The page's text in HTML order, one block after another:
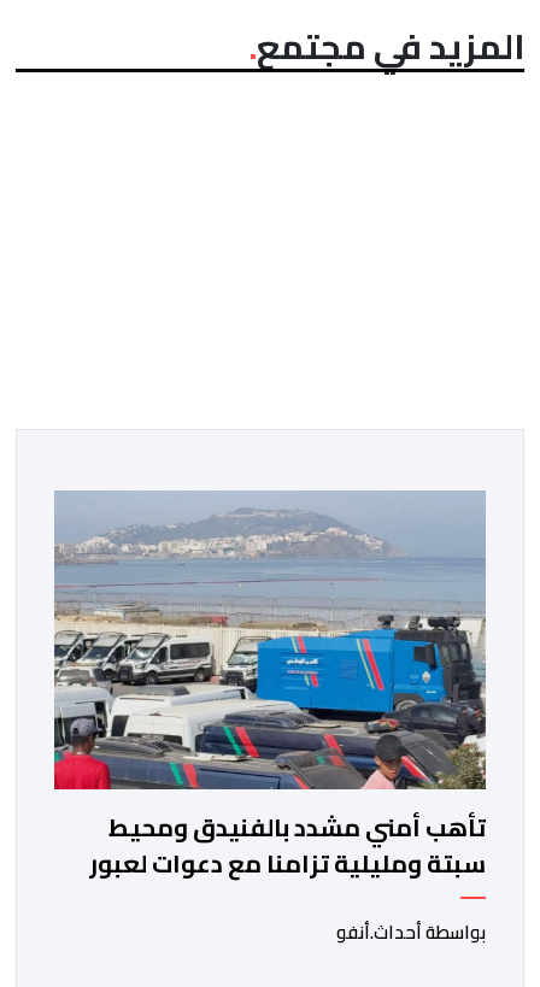
المزيد في مجتمع
تأهب أمني مشدد بالفنيدق ومحيط
سبتة ومليلية تزامنا مع دعوات لعبور
جماعي
بواسطة أحداث.أنفو